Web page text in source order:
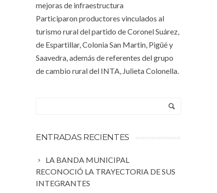
mejoras de infraestructura
Participaron productores vinculados al
turismo rural del partido de Coronel Suárez,
de Espartillar, Colonia San Martin, Pigüé y
Saavedra, además de referentes del grupo
de cambio rural del INTA, Julieta Colonella.
ENTRADAS RECIENTES
LA BANDA MUNICIPAL
RECONOCIÓ LA TRAYECTORIA DE SUS
INTEGRANTES